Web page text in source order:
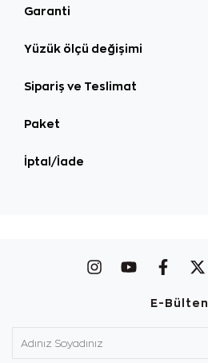
Garanti
Yüzük ölçü değişimi
Sipariş ve Teslimat
Paket
İptal/İade
E-Bülten